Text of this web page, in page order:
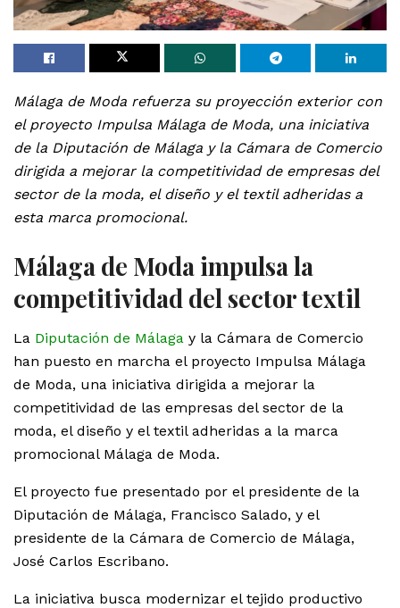
Málaga de Moda refuerza su proyección exterior con
el proyecto Impulsa Málaga de Moda, una iniciativa
de la Diputación de Málaga y la Cámara de Comercio
dirigida a mejorar la competitividad de empresas del
sector de la moda, el diseño y el textil adheridas a
esta marca promocional.
Málaga de Moda impulsa la
competitividad del sector textil
La Diputación de Málaga y la Cámara de Comercio
han puesto en marcha el proyecto Impulsa Málaga
de Moda, una iniciativa dirigida a mejorar la
competitividad de las empresas del sector de la
moda, el diseño y el textil adheridas a la marca
promocional Málaga de Moda.
El proyecto fue presentado por el presidente de la
Diputación de Málaga, Francisco Salado, y el
presidente de la Cámara de Comercio de Málaga,
José Carlos Escribano.
La iniciativa busca modernizar el tejido productivo